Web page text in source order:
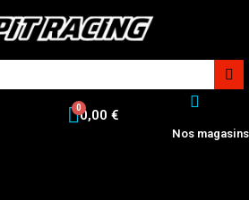
0,00 €
Nos magasins